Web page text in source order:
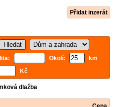
Přidat inzerát
Okolí:
km
Kč
dlažba